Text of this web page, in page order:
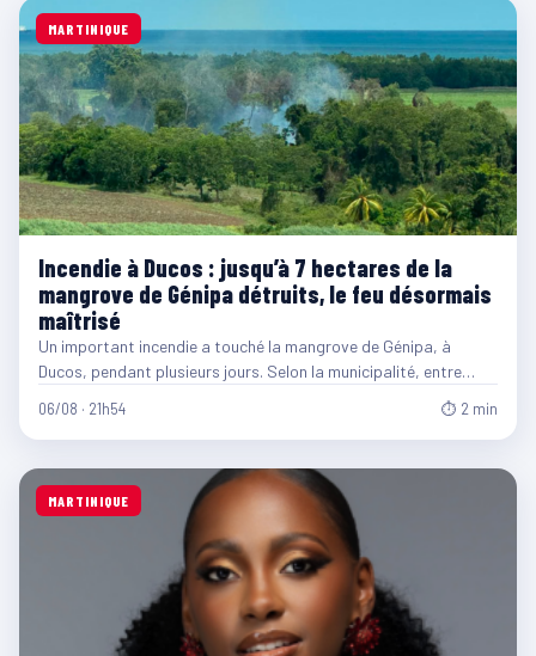
MARTINIQUE
Incendie à Ducos : jusqu’à 7 hectares de la
mangrove de Génipa détruits, le feu désormais
maîtrisé
Un important incendie a touché la mangrove de Génipa, à
Ducos, pendant plusieurs jours. Selon la municipalité, entre…
06/08 · 21h54 ⏱ 2 min
MARTINIQUE